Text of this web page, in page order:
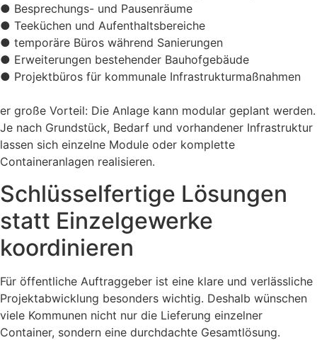
● Besprechungs- und Pausenräume
● Teeküchen und Aufenthaltsbereiche
● temporäre Büros während Sanierungen
● Erweiterungen bestehender Bauhofgebäude
● Projektbüros für kommunale Infrastrukturmaßnahmen
er große Vorteil: Die Anlage kann modular geplant werden.
Je nach Grundstück, Bedarf und vorhandener Infrastruktur
lassen sich einzelne Module oder komplette
Containeranlagen realisieren.
Schlüsselfertige Lösungen
statt Einzelgewerke
koordinieren
Für öffentliche Auftraggeber ist eine klare und verlässliche
Projektabwicklung besonders wichtig. Deshalb wünschen
viele Kommunen nicht nur die Lieferung einzelner
Container, sondern eine durchdachte Gesamtlösung.